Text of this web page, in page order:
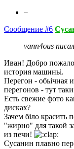
−
Сообщение #6
vann4ous
Иван! Добро
история машиньі.
Перегон - обьічная
перегонов - тут
Есть свежие фото
дисках?
Зачем біло красить
"жирно" для такой
из печи!
Сусанин плавно